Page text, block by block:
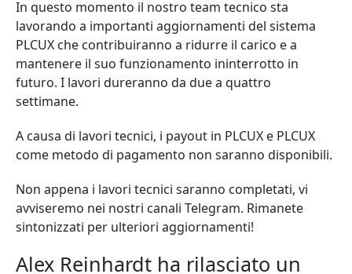
In questo momento il nostro team tecnico sta
lavorando a importanti aggiornamenti del sistema
PLCUX che contribuiranno a ridurre il carico e a
mantenere il suo funzionamento ininterrotto in
futuro. I lavori dureranno da due a quattro
settimane.
A causa di lavori tecnici, i payout in PLCUX e PLCUX
come metodo di pagamento non saranno disponibili.
Non appena i lavori tecnici saranno completati, vi
avviseremo nei nostri canali Telegram. Rimanete
sintonizzati per ulteriori aggiornamenti!
Alex Reinhardt ha rilasciato un